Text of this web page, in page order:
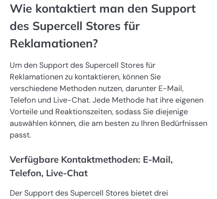
Wie kontaktiert man den Support
des Supercell Stores für
Reklamationen?
Um den Support des Supercell Stores für
Reklamationen zu kontaktieren, können Sie
verschiedene Methoden nutzen, darunter E-Mail,
Telefon und Live-Chat. Jede Methode hat ihre eigenen
Vorteile und Reaktionszeiten, sodass Sie diejenige
auswählen können, die am besten zu Ihren Bedürfnissen
passt.
Verfügbare Kontaktmethoden: E-Mail,
Telefon, Live-Chat
Der Support des Supercell Stores bietet drei